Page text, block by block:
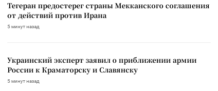
Тегеран предостерег страны Мекканского соглашения
от действий против Ирана
5 минут назад
Украинский эксперт заявил о приближении армии
России к Краматорску и Славянску
5 минут назад